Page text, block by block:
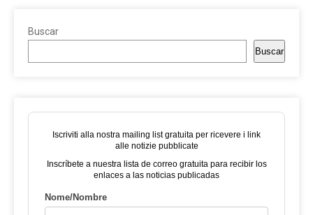
Buscar
Buscar
Iscriviti alla nostra mailing list gratuita per ricevere i link
alle notizie pubblicate
Inscríbete a nuestra lista de correo gratuita para recibir los
enlaces a las noticias publicadas
Nome/Nombre